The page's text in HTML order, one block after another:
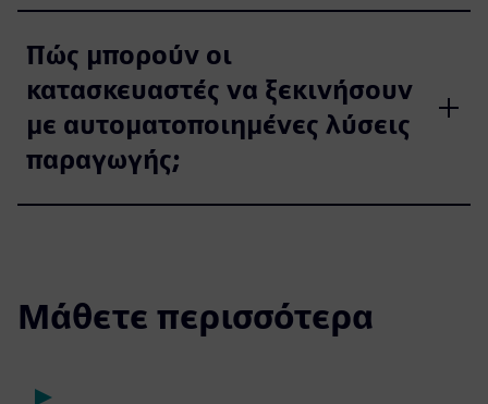
Πώς μπορούν οι
κατασκευαστές να ξεκινήσουν
με αυτοματοποιημένες λύσεις
παραγωγής;
Μάθετε περισσότερα